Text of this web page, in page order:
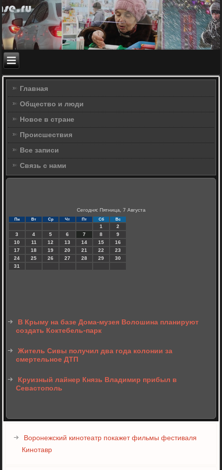
Главная
Общество и люди
Новое в стране
Происшествия
Все записи
Связь с нами
Сегодня: Пятница, 7 Августа
Пн Вт Ср Чт Пт Сб Вс
1
2
3
4 5 6 7 8
9
10
11 12 13 14 15
16
17
18 19 20 21 22
23
24
25 26 27 28 29
30
31
В Крыму на базе Дома-музея Волошина планируют
создать Коктебель-парк
Житель Сивы получил два года колонии за
смертельное ДТП
Круизный лайнер Князь Владимир прибыл в
Севастополь
Воронежский кинотеатр покажет фильмы фестиваля
Кинотавр